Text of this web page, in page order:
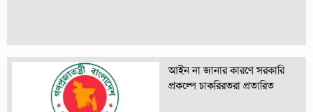
আইন না জানার কারণে সরকারি
প্রকল্পে চাকরিরতরা প্রতারিত